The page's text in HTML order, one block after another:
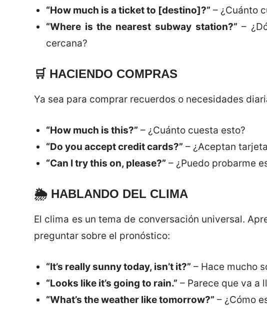
“How much is a ticket to [destino]?” – ¿Cuánto
“Where is the nearest subway station?” –
cercana?
🛒 HACIENDO COMPRAS
Ya sea para comprar recuerdos o necesidades
“How much is this?” – ¿Cuánto cuesta esto?
“Do you accept credit cards?” – ¿Aceptan
“Can I try this on, please?” – ¿Puedo probarme
🌦️ HABLANDO DEL CLIMA
El clima es un tema de conversación universal.
preguntar sobre el pronóstico:
“It’s really sunny today, isn’t it?” – Hace mucho
“Looks like it’s going to rain.” – Parece que va a
“What’s the weather like tomorrow?” – ¿Cómo